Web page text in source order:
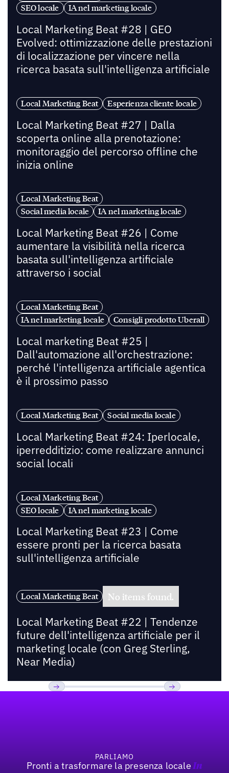
SEO locale IA nel marketing locale
Local Marketing Beat #28 | GEO
Evolved: ottimizzazione delle prestazioni
di localizzazione per vincere nella
ricerca basata sull'intelligenza artificiale
Local Marketing Beat Esperienza cliente locale
Local Marketing Beat #27 | Dalla
scoperta online alla prenotazione:
monitoraggio del percorso offline che
inizia online
Local Marketing Beat
Social media locale
IA nel marketing locale
Local Marketing Beat #26 | Come
aumentare la visibilità nella ricerca
basata sull'intelligenza artificiale
attraverso i social
Local Marketing Beat
IA nel marketing locale
Consigli prodotto Uberall
Local marketing Beat #25 |
Dall'automazione all'orchestrazione:
perché l'intelligenza artificiale agentica
è il prossimo passo
Local Marketing Beat Social media locale
Local Marketing Beat #24: Iperlocale,
iperredditizio: come realizzare annunci
social locali
Local Marketing Beat
SEO locale
IA nel marketing locale
Local Marketing Beat #23 | Come
essere pronti per la ricerca basata
sull'intelligenza artificiale
Local Marketing Beat No items found.
Local Marketing Beat #22 | Tendenze
future dell'intelligenza artificiale per il
marketing locale (con Greg Sterling,
Near Media)
PARLIAMO
Pronti a trasformare la presenza locale In